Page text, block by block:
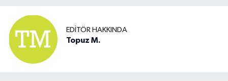
EDITÖR HAKKINDA
Topuz M.